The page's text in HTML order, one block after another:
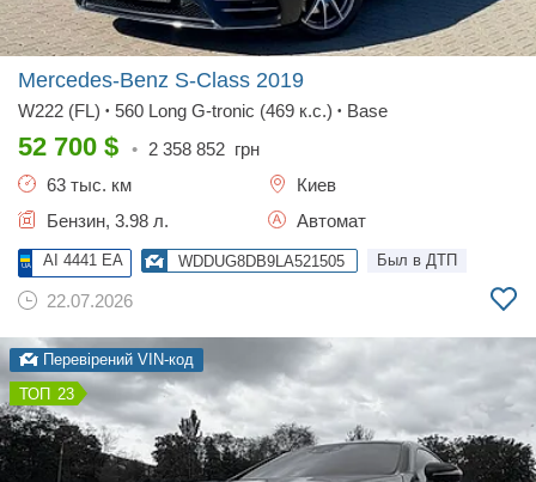
Mercedes-Benz S-Class 2019
W222 (FL) • 560 Long G-tronic (469 к.с.) • Base
52 700 $ • 2 358 852 грн
63 тыс. км
Киев
Бензин, 3.98 л.
Автомат
AI 4441 EA WDDUG8DB9LA521505 Был в ДТП
22.07.2026
Перевірений VIN-код
23